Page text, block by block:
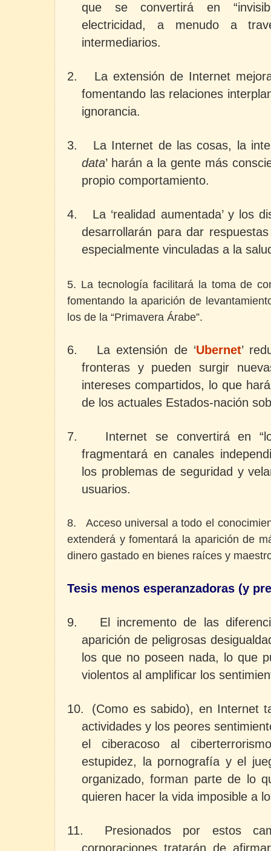
que se convertirá en
electricidad, a menudo a
intermediarios.
2.
La extensión de Internet
fomentando las relaciones
ignorancia.
3.
La Internet de las cosas, la
data’ harán a la gente más
propio comportamiento.
4.
La ‘realidad aumentada’ y los
desarrollarán para dar
especialmente vinculadas a la
5. La tecnología facilitará la toma de
fomentando la aparición de
los de la “Primavera Árabe”.
6. La extensión de ‘Ubernet’
fronteras y pueden surgir
intereses compartidos, lo que
de los actuales Estados-nación
7.
Internet se convertirá en
fragmentará en canales
los problemas de seguridad y
usuarios.
8. Acceso universal a todo el
extenderá y fomentará la aparición de
dinero gastado en bienes raíces y
Tesis menos esperanzadoras (y
9.
El incremento de las
aparición de peligrosas
los que no poseen nada, lo que
violentos al amplificar los
10.
(Como es sabido), en Internet
actividades y los peores
el ciberacoso al
estupidez, la pornografía y el
organizado, forman parte de lo
quieren hacer la vida imposible a
11.
Presionados por estos
corporaciones tratarán de